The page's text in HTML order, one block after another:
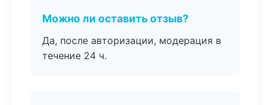
Можно ли оставить отзыв?
Да, после авторизации, модерация в
течение 24 ч.